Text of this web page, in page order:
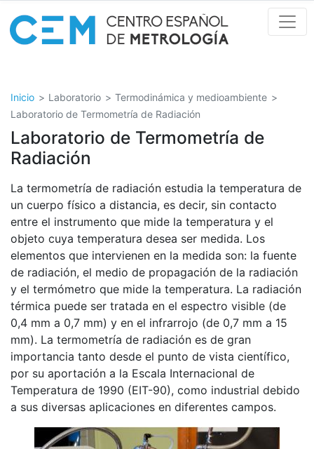
al
contenido
Inicio Laboratorio
Termodinámica y medioambiente
Laboratorio de Termometría de Radiación
Laboratorio de Termometría de
Radiación
La termometría de radiación estudia la temperatura de
un cuerpo físico a distancia, es decir, sin contacto
entre el instrumento que mide la temperatura y el
objeto cuya temperatura desea ser medida. Los
elementos que intervienen en la medida son: la fuente
de radiación, el medio de propagación de la radiación
y el termómetro que mide la temperatura. La radiación
térmica puede ser tratada en el espectro visible (de
0,4 mm a 0,7 mm) y en el infrarrojo (de 0,7 mm a 15
mm). La termometría de radiación es de gran
importancia tanto desde el punto de vista científico,
por su aportación a la Escala Internacional de
Temperatura de 1990 (EIT-90), como industrial debido
a sus diversas aplicaciones en diferentes campos.